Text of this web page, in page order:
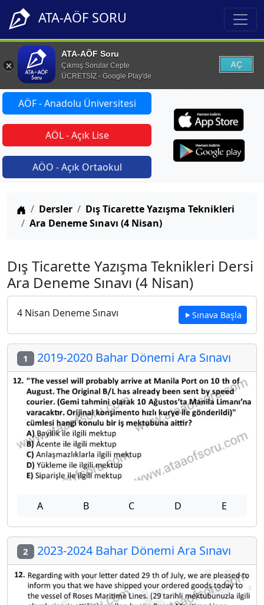
ATA-AÖF SORU
ATA-AÖF Soru
Çıkmış Sorular Cepte
ÜCRETSİZ - Google Play'de
AÇ
AÖF - Anadolu Üniversitesi
AÖL - Açık Lise
AÖO - Açık Ortaokul
Anasayfa
Dersler
Dış Ticarette Yazışma Teknikleri
Ara Deneme Sınavı (4 Nisan)
Dış Ticarette Yazışma Teknikleri Dersi
Ara Deneme Sınavı (4 Nisan)
4 Nisan Deneme Sınavı Sınava Başla
1 2019-2020 Bahar Dönemi Ara Sınavı
A B C D E
2 2023-2024 Bahar Dönemi Ara Sınavı